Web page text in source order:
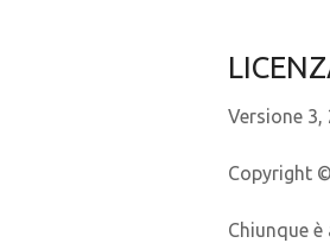
Versione 3,
Copyright
Chiunque